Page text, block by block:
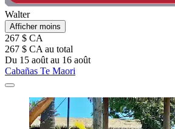
Walter
Afficher moins
267 $ CA
267 $ CA au total
Du 15 août au 16 août
Cabañas Te Maori